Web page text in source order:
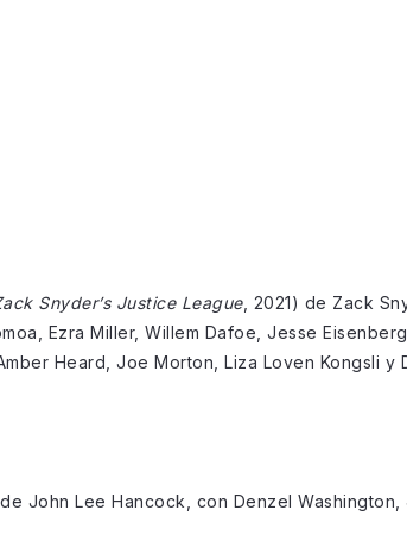
Snyder’s Justice League, 2021) de Zack
Ezra Miller, Willem Dafoe, Jesse
Heard, Joe Morton, Liza Loven Kongsli y
John Lee Hancock, con Denzel